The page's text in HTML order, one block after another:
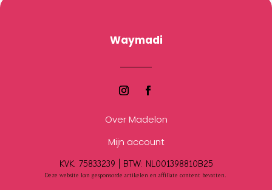
Waymadi
Over Madelon
Mijn account
KVK: 75833239 | BTW: NL001398810B25
Deze website kan gesponsorde artikelen en affiliate content bevatten.